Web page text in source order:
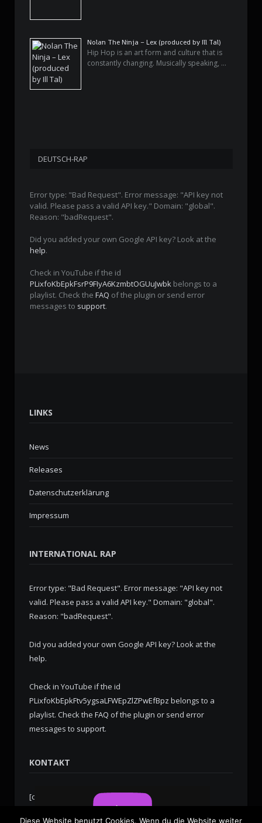
Nolan The Ninja – Lex (produced by Ill Tal)
Hip Hop is an art form and culture that is
constantly changing. Musically speaking, …
DEUTSCH-RAP
Error type: "Bad Request". Error message: "API key not
valid. Please pass a valid API key." Domain: "global".
Reason: "badRequest".
Did you added your own Google API key? Look at the
help.
Check in YouTube if the id
PLixfoKbEpkFsrP9FIyA6KzmbtOGUuJwbk belongs to a
playlist. Check the FAQ of the plugin or send error
messages to support.
LINKS
News
Releases
Datenschutzerklärung
Impressum
INTERNATIONAL RAP
Error type: "Bad Request". Error message: "API key not
valid. Please pass a valid API key." Domain: "global".
Reason: "badRequest".
Did you added your own Google API key? Look at the
help.
Check in YouTube if the id
PLixfoKbEpkFtv5ygsaLFWEpZlZPwEfBpz belongs to a
playlist. Check the FAQ of the plugin or send error
messages to support.
KONTAKT
[contact-form-7 id="276" title="Kontaktformular 1"]
Diese Website benutzt Cookies. Wenn du die Website weiter